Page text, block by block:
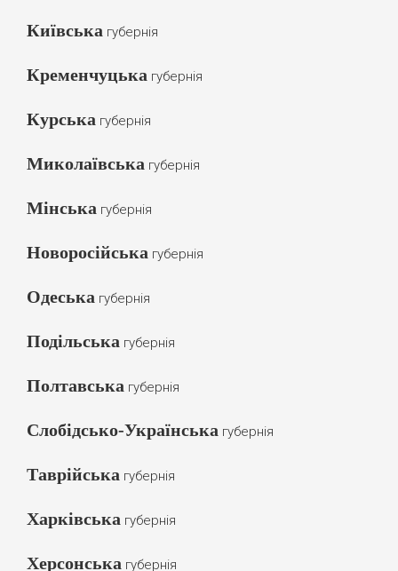
Київська губернія
Кременчуцька губернія
Курська губернія
Миколаївська губернія
Мінська губернія
Новоросійська губернія
Одеська губернія
Подільська губернія
Полтавська губернія
Слобідсько-Українська губернія
Таврійська губернія
Харківська губернія
Херсонська губернія